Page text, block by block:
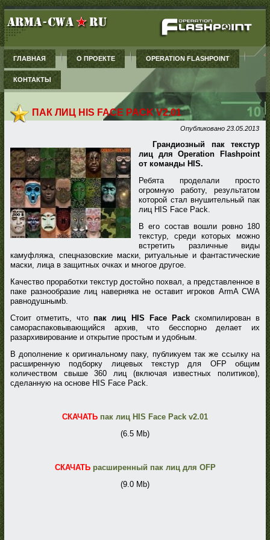
ГЛАВНАЯ О ПРОЕКТЕ OPERATION FLASHPOINT
КОНТАКТЫ
ПАК ЛИЦ HIS FACE PACK V2.01
Опубликовано 23.05.2013
Грандиозный пак текстур
лиц для Operation Flashpoint
от команды HIS.
Ребята проделали просто
огромную работу, результатом
которой стал внушительный пак
лиц HIS Face Pack.
В его состав вошли ровно 180
текстур, среди которых можно
встретить различные виды
камуфляжа, спецназовские маски, ритуальные и фантастические
маски, лица в защитных очках и многое другое.
Качество проработки текстур достойно похвал, а представленное в
паке разнообразие лиц наверняка не оставит игроков ArmA CWA
равнодушнымb.
Стоит отметить, что пак лиц HIS Face Packскомпилирован в
самораспаковывающийся архив, что бесспорно делает их
разархивирование и открытие простым и удобным.
В дополнение к оригинальному паку, публикуем так же ссылку на
расширенную подборку лицевых текстур для OFP общим
количеством свыше 360 лиц (включая известных политиков),
сделанную на основе HIS Face Pack.
СКАЧАТЬ пак лиц HIS Face Pack v2.01
(6.5 Mb)
СКАЧАТЬрасширенный пак лиц для OFP
(9.0 Mb)